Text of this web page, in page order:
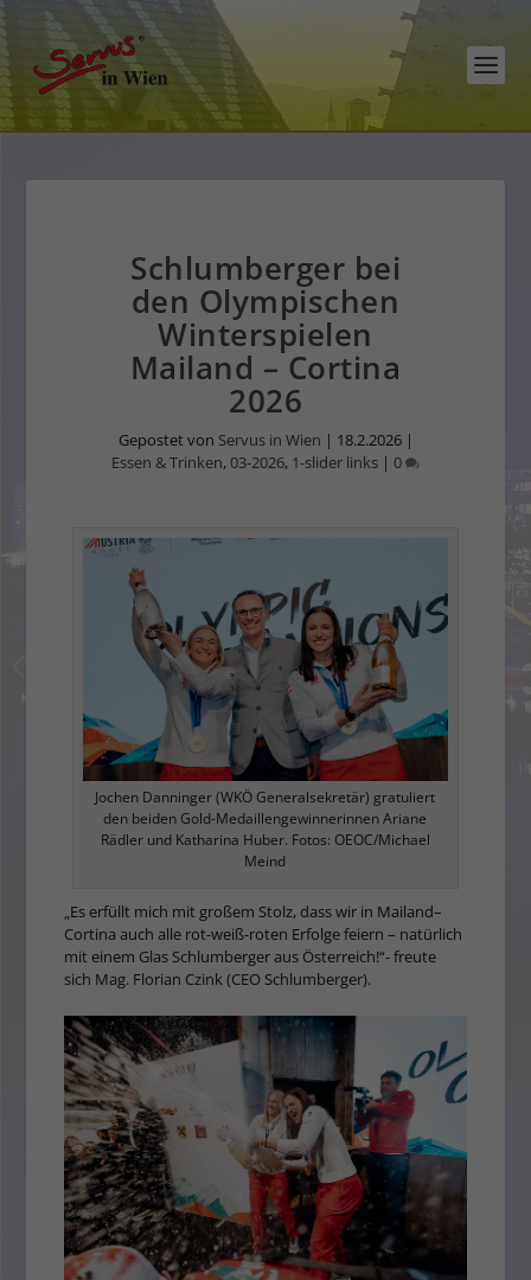
Schlumberger bei
den Olympischen
Winterspielen
Mailand – Cortina
2026
Gepostet von Servus in Wien | 18.2.2026|
Essen & Trinken,03-2026, 1-slider links | 0
Jochen Danninger (WKÖ Generalsekretär) gratuliert
den beiden Gold-Medaillengewinnerinnen Ariane
Rädler und Katharina Huber. Fotos: OEOC/Michael
Meind
„Es erfüllt mich mit großem Stolz, dass wir in Mailand–
Cortina auch alle rot-weiß-roten Erfolge feiern – natürlich
mit einem Glas Schlumberger aus Österreich!“- freute
sich Mag. Florian Czink (CEO Schlumberger).